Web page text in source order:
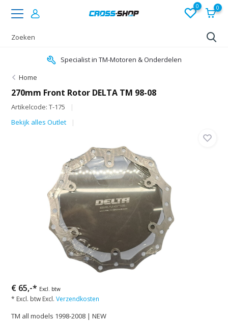
0 0
Specialist in TM-Motoren & Onderdelen
Home
270mm Front Rotor DELTA TM 98-08
Artikelcode: T-175
Bekijk alles Outlet
€ 65,-* Excl. btw
* Excl. btw Excl.Verzendkosten
TM all models 1998-2008 | NEW